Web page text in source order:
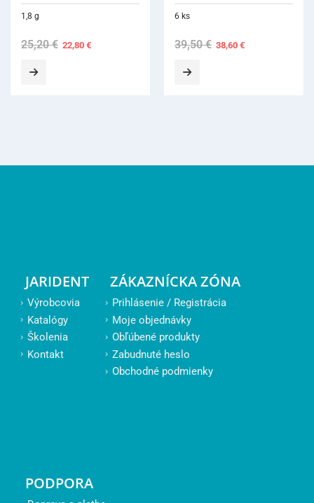
1,8 g
25,20€ Original
price
22,80€Current
6 ks
39,50€ Original
price
38,60€Current
JARIDENT
Výrobcovia
Katalógy
Školenia
Kontakt
ZÁKAZNÍCKA ZÓNA
Prihlásenie / Registrácia
Moje objednávky
Obľúbené produkty
Zabudnuté heslo
Obchodné podmienky
PODPORA